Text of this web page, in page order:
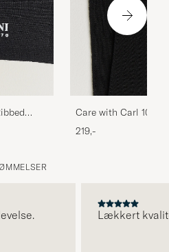
Care with Carl 10-
Cotton Socks BLACK
219,-
Lækkert